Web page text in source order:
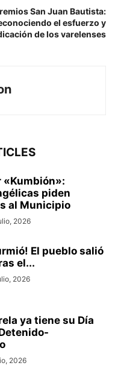
San Juan Bautista:
el esfuerzo y
de los varelenses
«Kumbión»:
piden
al Municipio
2026
El pueblo salió
el...
2026
ya tiene su Día
2026